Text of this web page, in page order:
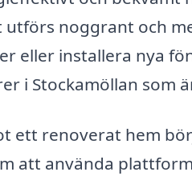
noggrant och
eller installera nya
i Stockamöllan som
ett renoverat hem
att använda